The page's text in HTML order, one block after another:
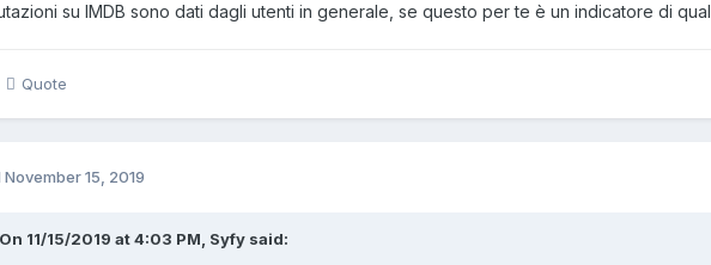
su IMDB sono dati dagli utenti in generale, se questo per te è un indicatore di
Quote
November 15, 2019
On 11/15/2019 at 4:03 PM, Syfy said: